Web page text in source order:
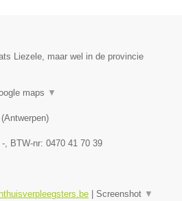
Liezele, maar wel in de provincie
maps ▼
(Antwerpen)
- , BTW-nr: 0470 41 70 39
Screenshot ▼